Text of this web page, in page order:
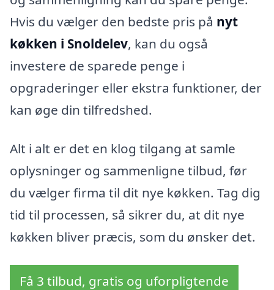
Hvis du vælger den bedste pris på nyt
køkken i Snoldelev, kan du også
investere de sparede penge i
opgraderinger eller ekstra funktioner, der
kan øge din tilfredshed.
Alt i alt er det en klog tilgang at samle
oplysninger og sammenligne tilbud, før
du vælger firma til dit nye køkken. Tag dig
tid til processen, så sikrer du, at dit nye
køkken bliver præcis, som du ønsker det.
Få 3 tilbud, gratis og uforpligtende